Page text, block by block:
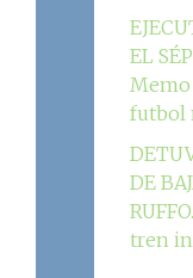
EL
Memo
futbol
DE
tren